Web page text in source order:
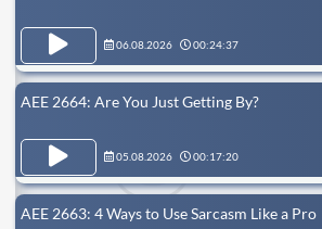
06.08.2026 00:24:37
AEE 2664: Are You Just Getting By?
05.08.2026 00:17:20
AEE 2663: 4 Ways to Use Sarcasm Like a Pro